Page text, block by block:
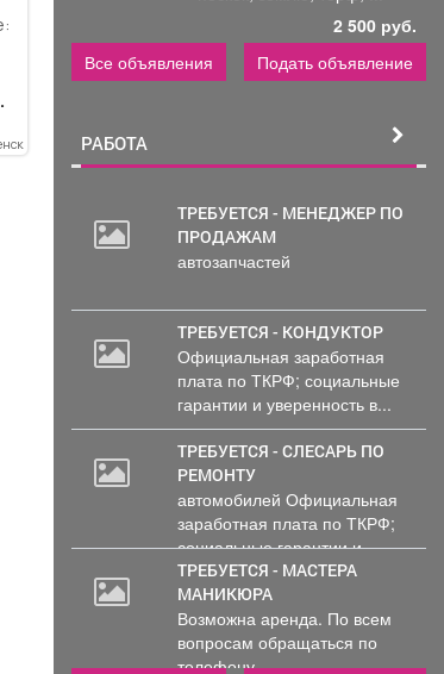
2 500 руб.
Все объявления
Подать объявление
РАБОТА
ТРЕБУЕТСЯ - МЕНЕДЖЕР ПО
ПРОДАЖАМ
автозапчастей
ТРЕБУЕТСЯ - КОНДУКТОР
Официальная заработная
плата по ТКРФ; социальные
гарантии и уверенность в...
ТРЕБУЕТСЯ - СЛЕСАРЬ ПО
РЕМОНТУ
автомобилей Официальная
заработная плата по ТКРФ;
социальные гарантии и
уверенность в...
ТРЕБУЕТСЯ - МАСТЕРА
МАНИКЮРА
Возможна аренда. По всем
вопросам обращаться по
телефону..